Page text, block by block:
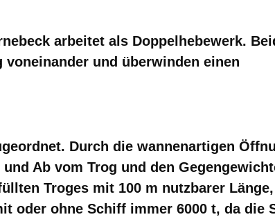
arbeitet als Doppelhebewerk.
und überwinden einen
Durch die wannenartigen
Ab vom Trog und den
Troges mit 100 m nutzbarer Länge,
oder ohne Schiff immer 6000 t, da die